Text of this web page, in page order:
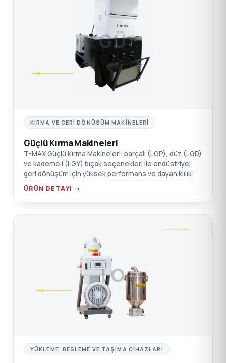
GÜ
KIRMA VE GERI DÖNÜŞÜM MAKINELERI
Güçlü Kırma Makineleri
T-MAX Güçlü Kırma Makineleri: parçalı (LGP), düz (LGD)
ve kademeli (LGY) bıçak seçenekleri ile endüstriyel
geri dönüşüm için yüksek performans ve dayanıklılık.
ÜRÜN DETAYI →
LO
YÜKLEME, BESLEME VE TAŞIMA CIHAZLARI